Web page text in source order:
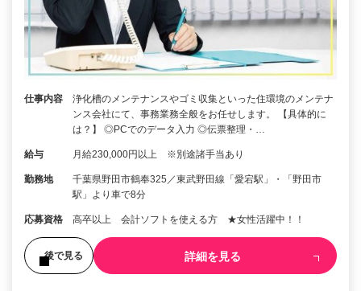
仕事内容
浄化槽のメンテナンスやゴミ収集といった住環境のメンテナ
ンス会社にて、事務業務全般をお任せします。 【具体的に
は？】 ◎PCでのデータ入力 ◎伝票整理・…
給与 月給230,000円以上 ※別途諸手当あり
勤務地
千葉県野田市鶴奉325／東武野田線「愛宕駅」・「野田市
駅」より車で8分
応募資格 高卒以上 会計ソフトを使える方 ★女性活躍中！！
後で見る 詳細を見る